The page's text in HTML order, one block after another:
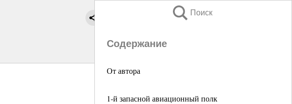
Поиск
Содержание
От автора
1-й запасной авиационный полк